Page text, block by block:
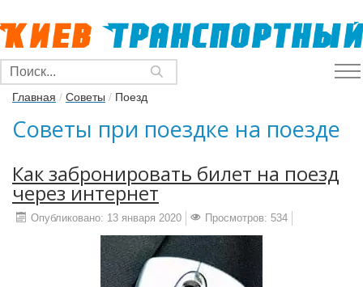
Главная / Советы / Поезд
Советы при поездке на поезде
Как забронировать билет на поезд
через интернет
Опубликовано: 13 января 2020 Просмотров: 534